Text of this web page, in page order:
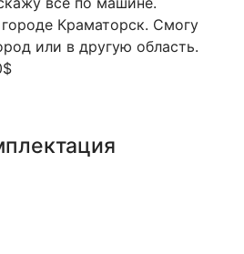
Краматорск. Смогу
или в другую область.